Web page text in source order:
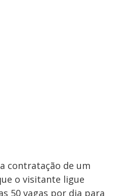
contratação de um
o visitante ligue
50 vagas por dia para